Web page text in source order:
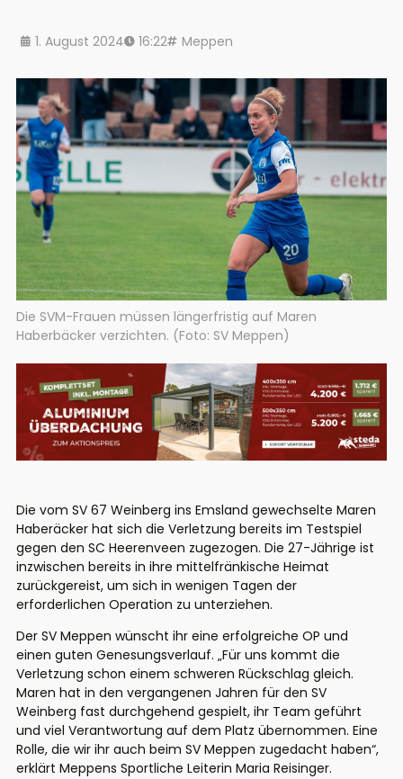
1. August 2024 16:22 Meppen
Die SVM-Frauen müssen längerfristig auf Maren
Haberbäcker verzichten. (Foto: SV Meppen)
Die vom SV 67 Weinberg ins Emsland gewechselte Maren
Haberäcker hat sich die Verletzung bereits im Testspiel
gegen den SC Heerenveen zugezogen. Die 27-Jährige ist
inzwischen bereits in ihre mittelfränkische Heimat
zurückgereist, um sich in wenigen Tagen der
erforderlichen Operation zu unterziehen.
Der SV Meppen wünscht ihr eine erfolgreiche OP und
einen guten Genesungsverlauf. „Für uns kommt die
Verletzung schon einem schweren Rückschlag gleich.
Maren hat in den vergangenen Jahren für den SV
Weinberg fast durchgehend gespielt, ihr Team geführt
und viel Verantwortung auf dem Platz übernommen. Eine
Rolle, die wir ihr auch beim SV Meppen zugedacht haben“,
erklärt Meppens Sportliche Leiterin Maria Reisinger.